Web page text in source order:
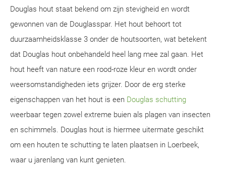
Douglas hout staat bekend om zijn stevigheid en wordt
gewonnen van de Douglasspar. Het hout behoort tot
duurzaamheidsklasse 3 onder de houtsoorten, wat betekent
dat Douglas hout onbehandeld heel lang mee zal gaan. Het
hout heeft van nature een rood-roze kleur en wordt onder
weersomstandigheden iets grijzer. Door de erg sterke
eigenschappen van het hout is een Douglas schutting
weerbaar tegen zowel extreme buien als plagen van insecten
en schimmels. Douglas hout is hiermee uitermate geschikt
om een houten te schutting te laten plaatsen in Loerbeek,
waar u jarenlang van kunt genieten.